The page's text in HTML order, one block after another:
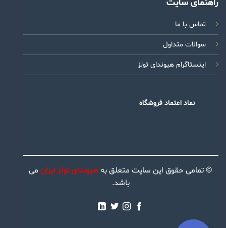
راهنمای سایت
تماس با ما
سوالات متداول
اینستاگرام هیوندای تولز
نماد اعتماد فروشگاه
© تمامی حقوق این سایت متعلق به هیوندای تولز ایران می
باشد.